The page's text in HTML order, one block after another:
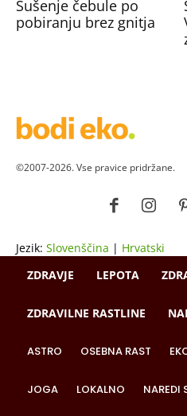
Sušenje čebule po
pobiranju brez gnitja
©2007-2026. Vse pravice pridržane.
Jezik: Slovenščina | Hrvatski
ZDRAVJE
LEPOTA
ZDRAVILNE RASTLINE
ASTRO OSEBNA RAST
JOGA LOKALNO NAREDI